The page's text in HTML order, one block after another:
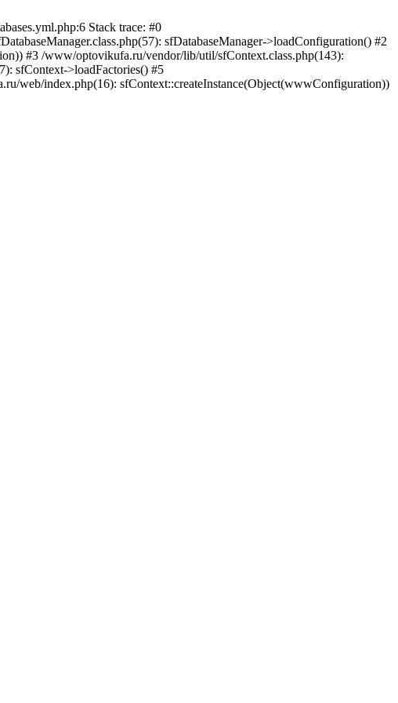
Stack trace: #0
sfDatabaseManager->loadConfiguration() #2
#3 /www/optovikufa.ru/vendor/lib/util/sfContext.class.php(143):
sfContext->loadFactories() #5
web/index.php(16): sfContext::createInstance(Object(wwwConfiguration))